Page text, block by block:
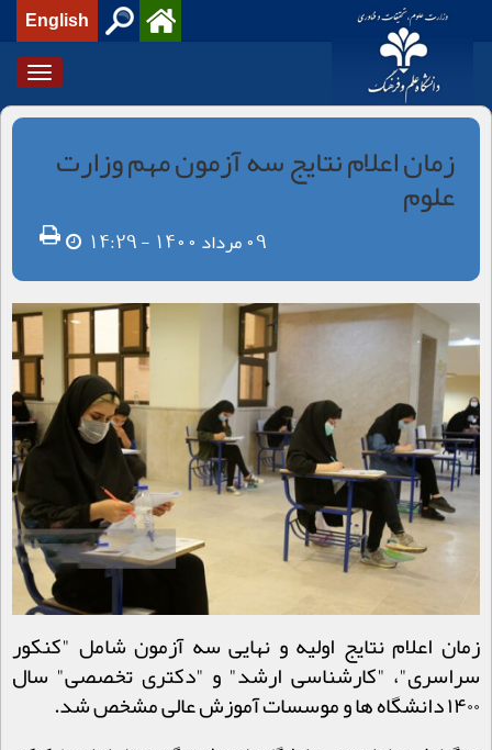
English
زمان اعلام نتایج سه آزمون مهم وزارت
علوم
09 مرداد 1400 - 14:29
زمان اعلام نتایج اولیه و نهایی سه آزمون شامل "کنکور
سراسری"، "کارشناسی ارشد" و "دکتری تخصصی" سال
۱۴۰۰ دانشگاه ها و موسسات آموزش عالی مشخص شد.